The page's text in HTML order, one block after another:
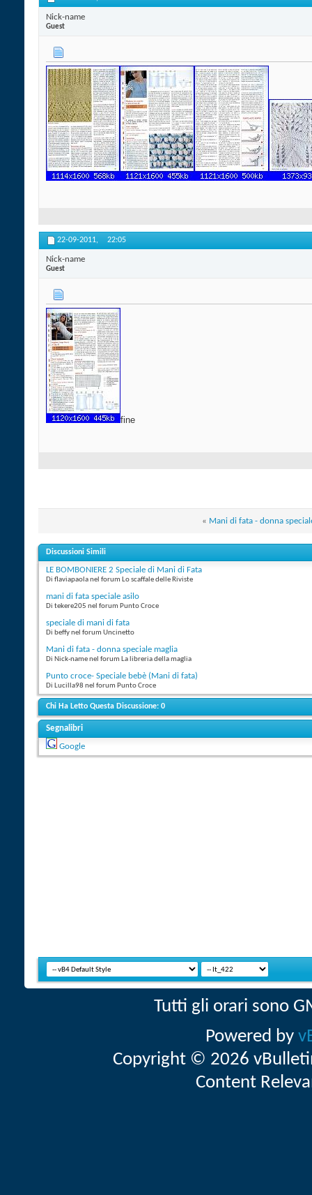
Nick-name
Guest
22-09-2011, 22:05
Nick-name
Guest
fine
« Mani di fata - donna
Discussioni Simili
LE BOMBONIERE 2 Speciale di Mani di Fata
Di flaviapaola nel forum Lo scaffale delle Riviste
mani di fata speciale asilo
Di tekere205 nel forum Punto Croce
speciale di mani di fata
Di beffy nel forum Uncinetto
Mani di fata - donna speciale maglia
Di Nick-name nel forum La libreria della maglia
Punto croce- Speciale bebè (Mani di fata)
Di Lucilla98 nel forum Punto Croce
Chi Ha Letto Questa Discussione: 0
Segnalibri
Google
Tutti gli orari sono
Powered by
Copyright © 2026
Content